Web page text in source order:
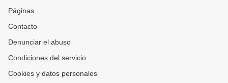
Páginas
Contacto
Denunciar el abuso
Condiciones del servicio
Cookies y datos personales